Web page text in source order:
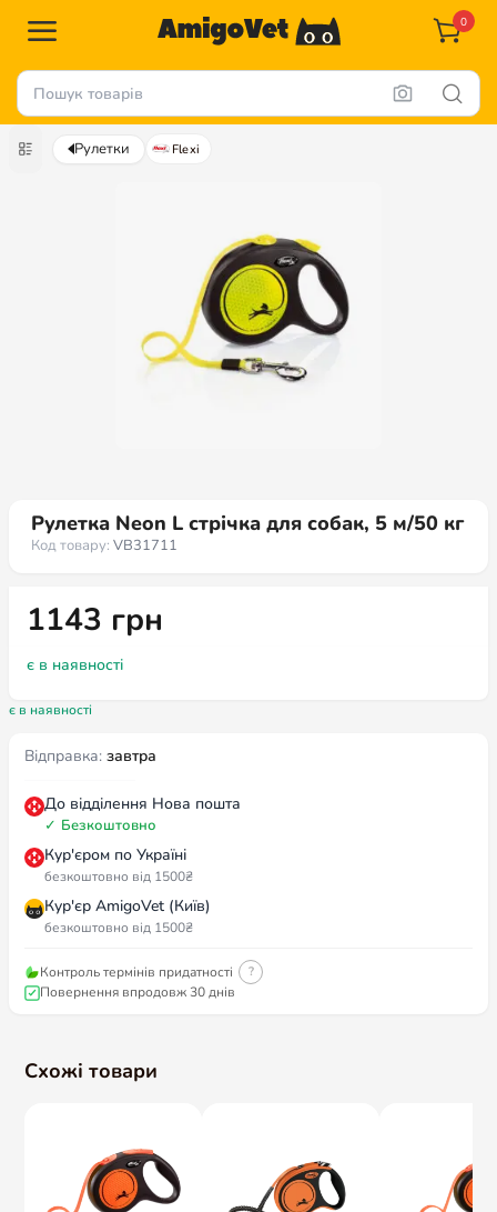
0
Рулетки Flexi
Рулетка Neon L стрічка для собак, 5 м/50 кг
Код товару: VB31711
1143 грн
є в наявності
є в наявності
Відправка: завтра
До відділення Нова пошта
✓ Безкоштовно
Кур'єром по Україні
безкоштовно від 1500₴
Кур'єр AmigoVet (Київ)
безкоштовно від 1500₴
Контроль термінів придатності ?
Повернення впродовж 30 днів
Схожі товари